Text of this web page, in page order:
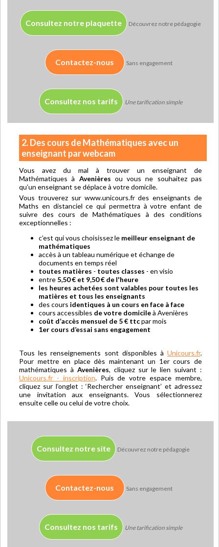
Consultez notre plaquette Découvrez notre pédagogie
Contactez-nous Sans engagement
Consultez nos tarifs Une tarification simple
2. Des cours de Mathématiques avec un
enseignant par webcam
Vous avez du mal à trouver un enseignant de
Mathématiques à Avenières ou vous ne souhaitez pas
qu’un enseignant se déplace à votre domicile.
Vous trouverez sur www.unicours.fr des enseignants de
Maths en distanciel ce qui permettra à votre enfant de
suivre des cours de Mathématiques à des conditions
exceptionnelles :
c’est qui vous choisissez le meilleur enseignant de
mathématiques
accès à un tableau numérique et échange de
documents en temps réel
toutes matières - toutes classes - en visio
entre 5,50 € et 9,50 € de l'heure
les heures achetées sont valables pour toutes les
matières et tous les enseignants
des cours identiques à un cours en face à face
cours accessibles de votre domicileà Avenières
coût d’accès mensuel de 5 € ttcpar mois
1er cours d’essai sans engagement
Tous les renseignements sont disponibles à Unicours.fr.
Pour mettre en place dès maintenant un 1er cours de
mathématiques à Avenières, cliquez sur le lien suivant :
Unicours.fr - inscription. Puis de votre espace membre,
cliquez sur l’onglet : ‘Rechercher enseignant’ et adressez
une invitation aux enseignants. Vous sélectionnerez
ensuite celle ou celui de votre choix.
Consultez notre site Découvrez notre pédagogie
Contactez-nous Sans engagement
Consultez nos tarifs Une tarification simple